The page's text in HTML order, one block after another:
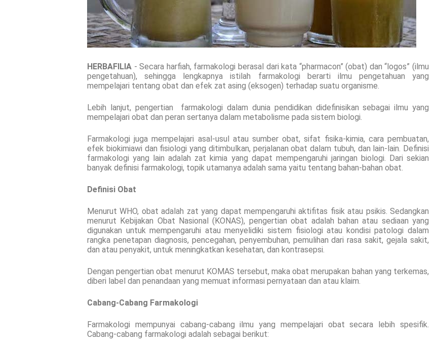
HERBAFILIA - Secara harfiah, farmakologi berasal dari kata “pharmacon” (obat) dan “logos” (ilmu
pengetahuan), sehingga lengkapnya istilah farmakologi berarti ilmu pengetahuan yang
mempelajari tentang obat dan efek zat asing (eksogen) terhadap suatu organisme.
Lebih lanjut, pengertian farmakologi dalam dunia pendidikan didefinisikan sebagai ilmu yang
mempelajari obat dan peran sertanya dalam metabolisme pada sistem biologi.
Farmakologi juga mempelajari asal-usul atau sumber obat, sifat fisika-kimia, cara pembuatan,
efek biokimiawi dan fisiologi yang ditimbulkan, perjalanan obat dalam tubuh, dan lain-lain. Definisi
farmakologi yang lain adalah zat kimia yang dapat mempengaruhi jaringan biologi. Dari sekian
banyak definisi farmakologi, topik utamanya adalah sama yaitu tentang bahan-bahan obat.
Definisi Obat
Menurut WHO, obat adalah zat yang dapat mempengaruhi aktifitas fisik atau psikis. Sedangkan
menurut Kebijakan Obat Nasional (KONAS), pengertian obat adalah bahan atau sediaan yang
digunakan untuk mempengaruhi atau menyelidiki sistem fisiologi atau kondisi patologi dalam
rangka penetapan diagnosis, pencegahan, penyembuhan, pemulihan dari rasa sakit, gejala sakit,
dan atau penyakit, untuk meningkatkan kesehatan, dan kontrasepsi.
Dengan pengertian obat menurut KOMAS tersebut, maka obat merupakan bahan yang terkemas,
diberi label dan penandaan yang memuat informasi pernyataan dan atau klaim.
Cabang-Cabang Farmakologi
Farmakologi mempunyai cabang-cabang ilmu yang mempelajari obat secara lebih spesifik.
Cabang-cabang farmakologi adalah sebagai berikut: